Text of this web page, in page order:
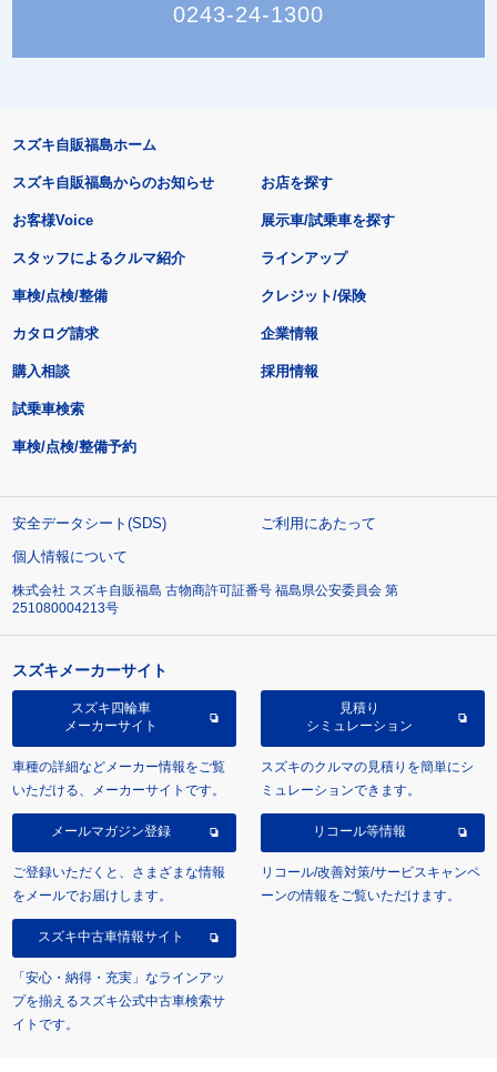
0243-24-1300
スズキ自販福島ホーム
スズキ自販福島からのお知らせ
お客様Voice
スタッフによるクルマ紹介
お店を探す
展示車/試乗車を探す
ラインアップ
車検/点検/整備 クレジット/保険
カタログ請求
購入相談
試乗車検索
車検/点検/整備予約
企業情報
採用情報
安全データシート(SDS)
ご利用にあたって
個人情報について
株式会社 スズキ自販福島 古物商許可証番号 福島県公安委員会 第
251080004213号
スズキメーカーサイト
スズキ四輪車
メーカーサイト
車種の詳細などメーカー情報をご覧
いただける、メーカーサイトです。
見積り
シミュレーション
スズキのクルマの見積りを簡単にシ
ミュレーションできます。
メールマガジン登録
ご登録いただくと、さまざまな情報
をメールでお届けします。
リコール等情報
リコール/改善対策/サービスキャンペ
ーンの情報をご覧いただけます。
スズキ中古車情報サイト
「安心・納得・充実」なラインアッ
プを揃えるスズキ公式中古車検索サ
イトです。